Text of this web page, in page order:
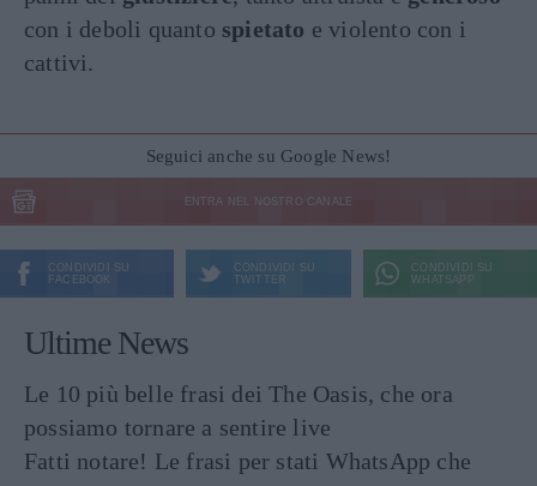
con i deboli quanto spietato e violento con i
cattivi.
Seguici anche su Google News!
ENTRA NEL NOSTRO CANALE
CONDIVIDI SU
FACEBOOK
CONDIVIDI SU
TWITTER
CONDIVIDI SU
WHATSAPP
Ultime News
Le 10 più belle frasi dei The Oasis, che ora
possiamo tornare a sentire live
Fatti notare! Le frasi per stati WhatsApp che